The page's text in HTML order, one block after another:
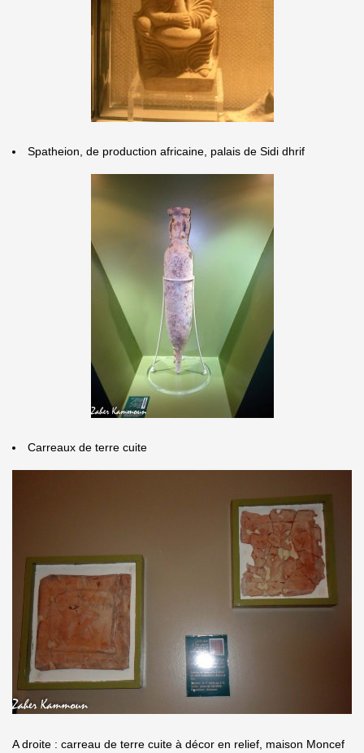
Spatheion, de production africaine, palais de Sidi dhrif
Carreaux de terre cuite
A droite : carreau de terre cuite à décor en relief, maison Moncef